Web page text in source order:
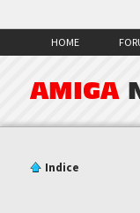
HOME
AMIGA
Indice